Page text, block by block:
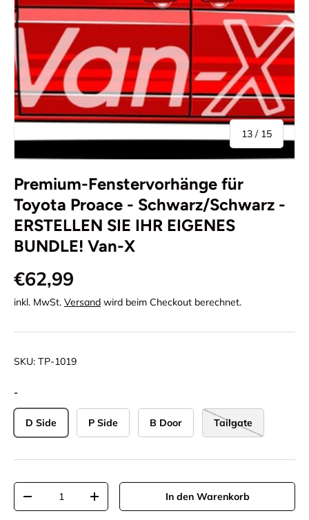
13 / von
15
Premium-Fenstervorhänge für
Toyota Proace - Schwarz/Schwarz -
ERSTELLEN SIE IHR EIGENES
BUNDLE! Van-X
€62,99
inkl. MwSt. Versand wird beim Checkout berechnet.
SKU: TP-1019
-
D Side P Side B Door Tailgate
Anzahl
-
+ In den Warenkorb